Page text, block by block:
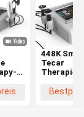
mit
448K
Tecar
RF CET